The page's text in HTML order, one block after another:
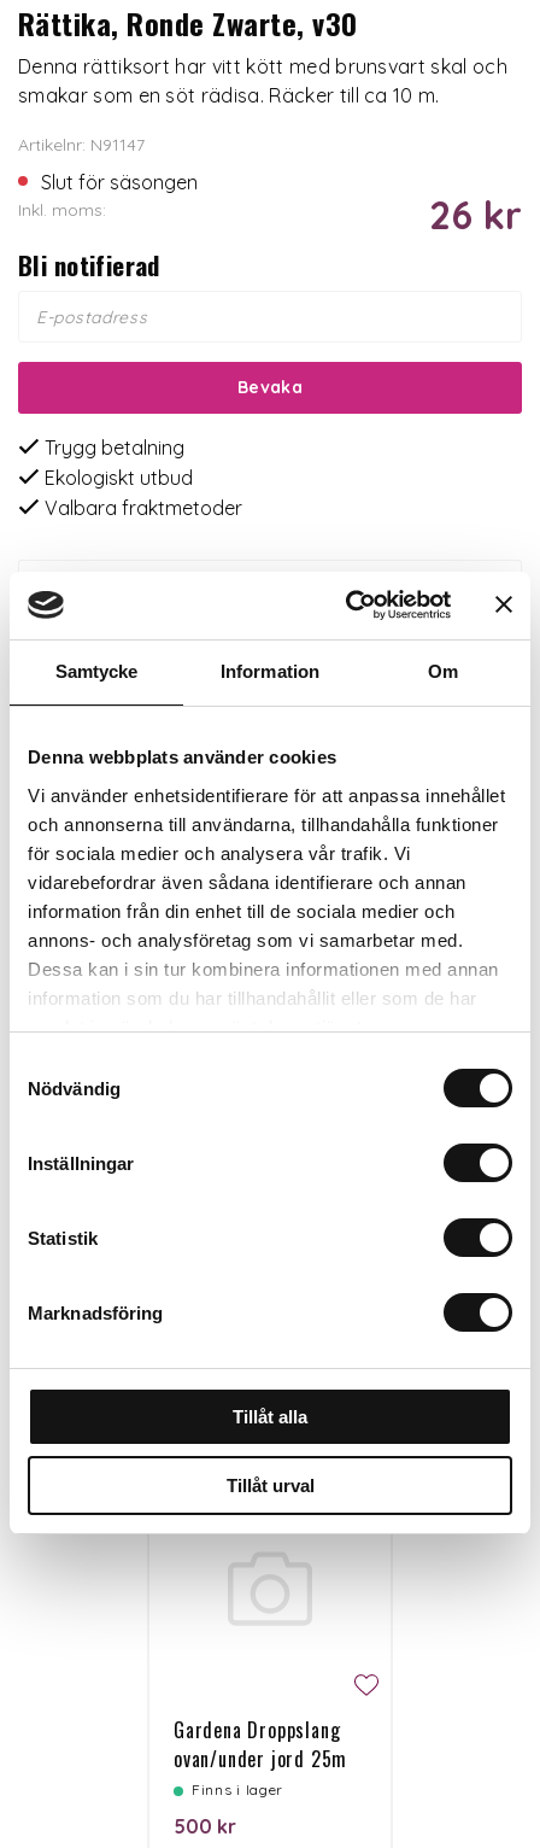
Samtycke Information Om
Denna webbplats använder cookies
Vi använder enhetsidentifierare för att anpassa innehållet
och annonserna till användarna, tillhandahålla funktioner
för sociala medier och analysera vår trafik. Vi
vidarebefordrar även sådana identifierare och annan
information från din enhet till de sociala medier och
annons- och analysföretag som vi samarbetar med.
Dessa kan i sin tur kombinera informationen med annan
information som du har tillhandahållit eller som de har
samlat in när du har använt deras tjänster.
Nödvändig
Inställningar
Statistik
Marknadsföring
Tillåt alla
Tillåt urval
Rättika, Ronde Zwarte, v30
Denna rättiksort har vitt kött med brunsvart skal och
smakar som en söt rädisa. Räcker till ca 10 m.
Artikelnr: N91147
Slut för säsongen
Inkl. moms: 26 kr
Bli notifierad
Bevaka
Trygg betalning
Ekologiskt utbud
Valbara fraktmetoder
Beskrivning
Relaterade produkter
Personalen tipsar
Gardena Droppslang
ovan/under jord 25m
Finns i lager
500 kr